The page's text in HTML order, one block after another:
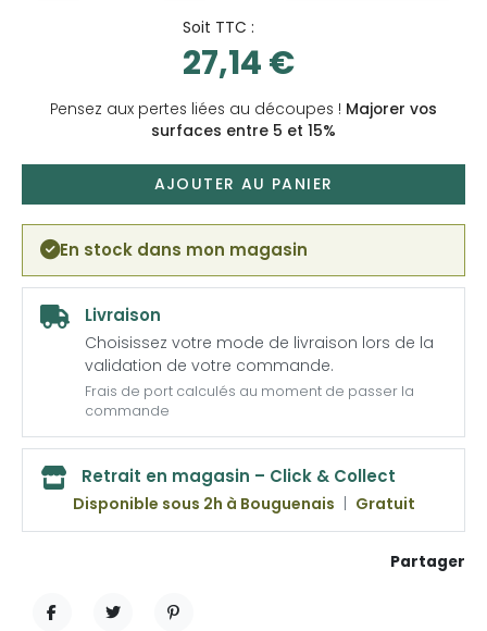
Soit TTC :
27,14 €
Pensez aux pertes liées au découpes ! Majorer vos
surfaces entre 5 et 15%
AJOUTER AU PANIER
En stock dans mon magasin
Livraison
Choisissez votre mode de livraison lors de la
validation de votre commande.
Frais de port calculés au moment de passer la
commande
Retrait en magasin – Click & Collect
Disponible sous 2h à Bouguenais | Gratuit
Partager